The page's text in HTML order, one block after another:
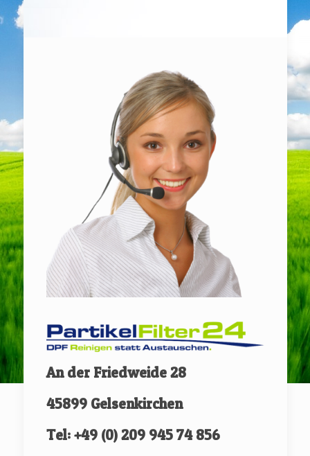
An der Friedweide 28
45899 Gelsenkirchen
Tel: +49 (0) 209 945 74 856